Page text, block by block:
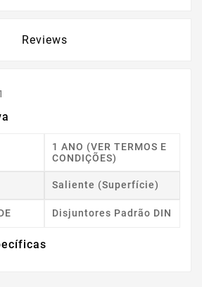
Reviews
1 ANO (VER TERMOS E
CONDIÇÕES)
Saliente (superfície)
Disjuntores Padrão DIN